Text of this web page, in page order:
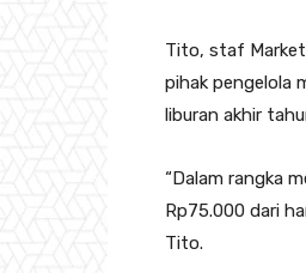
Tito, staf
pihak pengelola
liburan akhir
“Dalam rangka
Rp75.000 dari
Tito.